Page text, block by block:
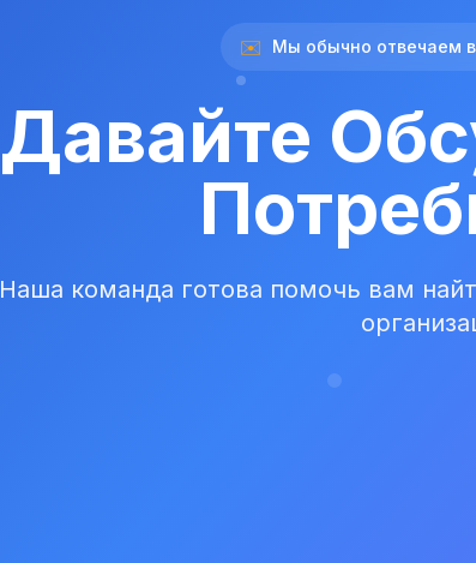
✉️ Мы обычно отвечаем
Давайте
Наша команда готова помочь вам